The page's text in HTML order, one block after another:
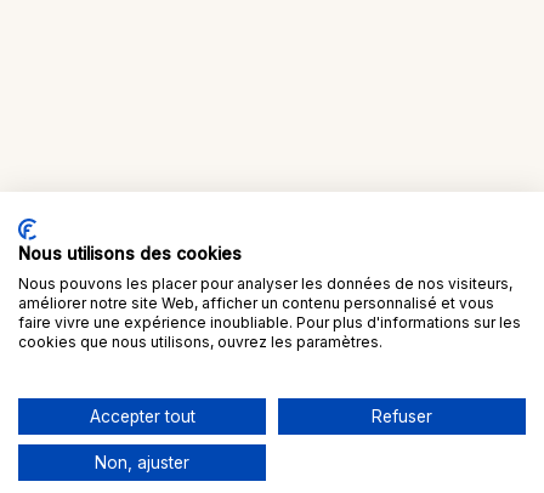
Nous utilisons des cookies
Nous pouvons les placer pour analyser les données de nos visiteurs,
améliorer notre site Web, afficher un contenu personnalisé et vous
faire vivre une expérience inoubliable. Pour plus d'informations sur les
cookies que nous utilisons, ouvrez les paramètres.
Accepter tout Refuser
Non, ajuster